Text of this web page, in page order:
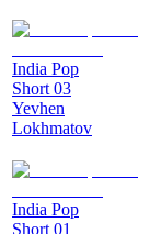
India Pop
Short 03
Yevhen
Lokhmatov
India Pop
Short 01